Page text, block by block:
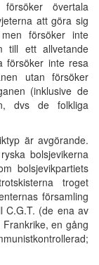
övertala
att göra sig
försöker inte
till ett allvetande
försöker inte resa
utan försöker
(inklusive de
dvs de folkliga
är avgörande.
bolsjevikerna
bolsjevikpartiets
troget
församling
C.G.T. (de ena av
en gång